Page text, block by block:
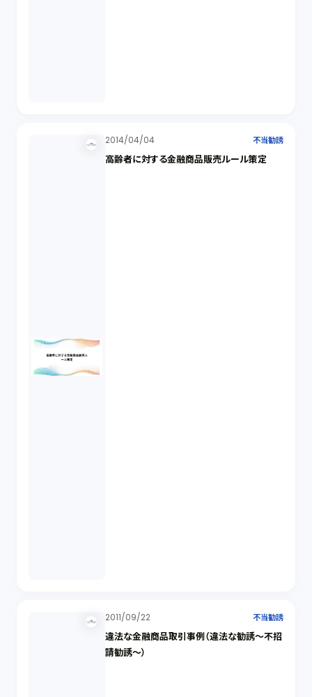
2014/04/04 不当勧誘
高齢者に対する金融商品販売ルール策定
2011/09/22 不当勧誘
違法な金融商品取引事例（違法な勧誘～不招
請勧誘～）